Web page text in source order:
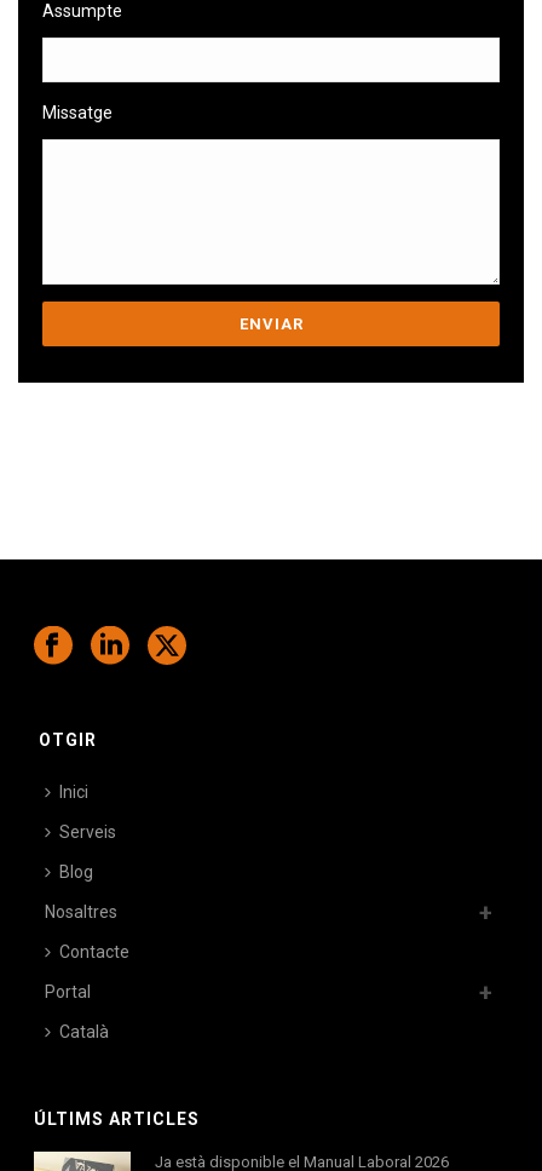
Assumpte
Missatge
OTGIR
Inici
Serveis
Blog
Nosaltres
Contacte
Portal
Català
ÚLTIMS ARTICLES
Ja està disponible el Manual Laboral 2026